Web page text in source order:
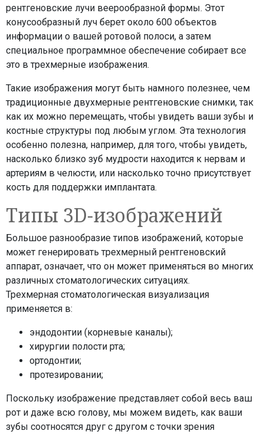
рентгеновские лучи веерообразной формы. Этот
конусообразный луч берет около 600 объектов
информации о вашей ротовой полоси, а затем
специальное программное обеспечение собирает все
это в трехмерные изображения.
Такие изображения могут быть намного полезнее, чем
традиционные двухмерные рентгеновские снимки, так
как их можно перемещать, чтобы увидеть ваши зубы и
костные структуры под любым углом. Эта технология
особенно полезна, например, для того, чтобы увидеть,
насколько близко зуб мудрости находится к нервам и
артериям в челюсти, или насколько точно присутствует
кость для поддержки имплантата.
Типы 3D-изображений
Большое разнообразие типов изображений, которые
может генерировать трехмерный рентгеновский
аппарат, означает, что он может применяться во многих
различных стоматологических ситуациях.
Трехмерная стоматологическая визуализация
применяется в:
эндодонтии (корневые каналы);
хирургии полости рта;
ортодонтии;
протезировании;
Поскольку изображение представляет собой весь ваш
рот и даже всю голову, мы можем видеть, как ваши
зубы соотносятся друг с другом с точки зрения